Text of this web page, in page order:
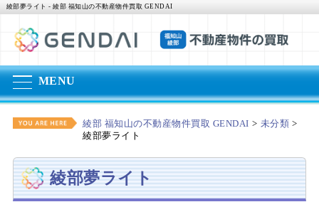
綾部夢ライト - 綾部 福知山の不動産物件買取 GENDAI
MENU
綾部 福知山の不動産物件買取 GENDAI > 未分類 >
綾部夢ライト
綾部夢ライト